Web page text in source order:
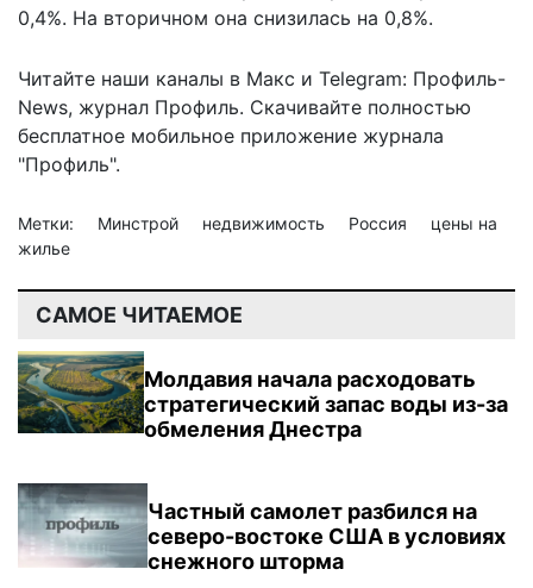
0,4%. На вторичном она снизилась на 0,8%.
Читайте наши каналы в Макс и Telegram: Профиль-
News, журнал Профиль. Скачивайте полностью
бесплатное мобильное приложение журнала
"Профиль".
Метки: Минстрой недвижимость Россия
цены на
жилье
САМОЕ ЧИТАЕМОЕ
Молдавия начала расходовать
стратегический запас воды из-за
обмеления Днестра
Частный самолет разбился на
северо-востоке США в условиях
снежного шторма